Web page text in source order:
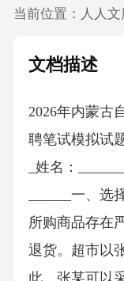
当前位置： 人人文
文档描述
2026年内蒙古
聘笔试模拟试
_姓名：
______一、
所购商品存在
退货。超市以